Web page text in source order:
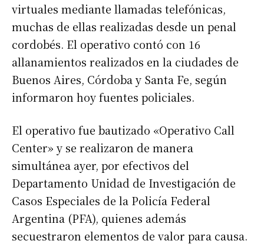
virtuales mediante llamadas telefónicas,
muchas de ellas realizadas desde un penal
cordobés. El operativo contó con 16
allanamientos realizados en la ciudades de
Buenos Aires, Córdoba y Santa Fe, según
informaron hoy fuentes policiales.
El operativo fue bautizado «Operativo Call
Center» y se realizaron de manera
simultánea ayer, por efectivos del
Departamento Unidad de Investigación de
Casos Especiales de la Policía Federal
Argentina (PFA), quienes además
secuestraron elementos de valor para causa.